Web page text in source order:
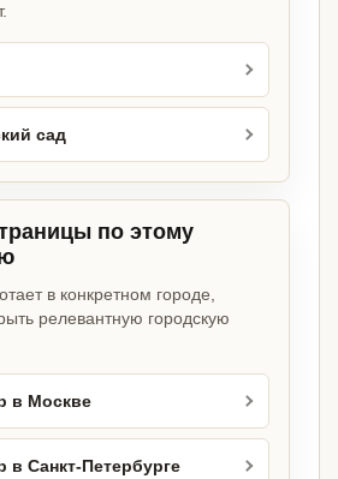
сад
по этому
в конкретном городе,
релевантную городскую
в Москве
в Санкт-Петербурге